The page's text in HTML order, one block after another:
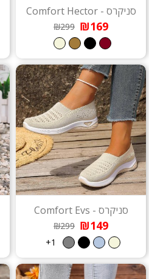
סניקרס - Comfort Hector
₪169
₪299
סניקרס - Comfort Evs
₪149
₪299
1+